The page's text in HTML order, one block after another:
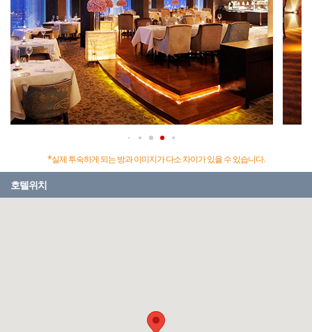
*실제 투숙하게 되는 방과 이미지가 다소 차이가 있을 수 있습니다.
호텔위치